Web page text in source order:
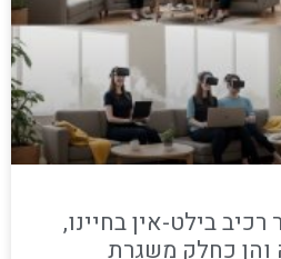
בילט-אין בחיינו,
והן כחלק משגרת